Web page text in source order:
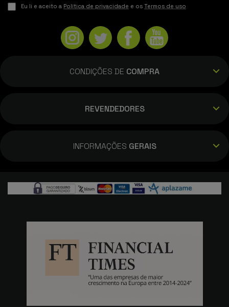
Eu li e aceito a Política de privacidade e os Termos de uso
CONDIÇÕES DE COMPRA
REVENDEDORES
INFORMAÇÕES GERAIS